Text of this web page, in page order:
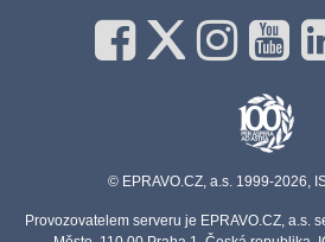
© EPRAVO.CZ, a.s. 1999-2026,
Provozovatelem serveru je EPRAVO.CZ, a.s.